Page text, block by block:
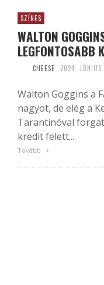
SZÍNES
WALTON
LEGFONTOSABB
CHEESE 2024. JÚNIUS
Walton Goggins a
nagyot, de elég a
Tarantinóval
kredit felett...
Tovább